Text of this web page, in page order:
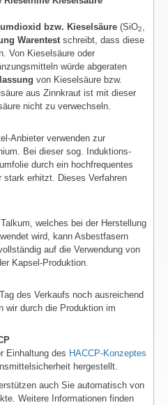
bzw. Kieselsäure (SiO2
Warentest schreibt, dass diese
Von Kieselsäure oder
würde abgeraten
von Kieselsäure bzw.
aus Zinnkraut ist mit dieser
nicht zu verwechseln.
Anbieter verwenden zur
Bei dieser sog. Induktions-
durch ein hochfrequentes
erhitzt. Dieses Verfahren
welches bei der Herstellung
wird, kann Asbestfasern
auf die Verwendung von
Kapsel-Produktion.
des Verkaufs noch ausreichend
wir durch die Produktion im
Einhaltung des HACCP-Konzeptes
hergestellt.
auch Sie automatisch von
Weitere Informationen finden